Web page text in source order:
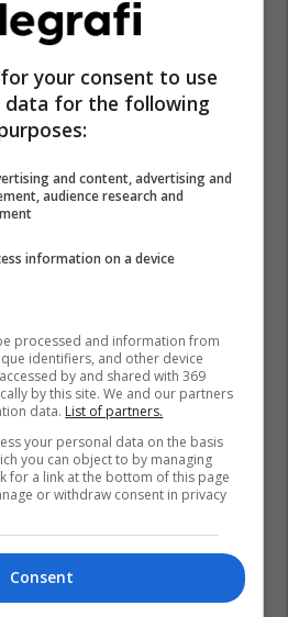
your consent to use
data for the following
and content, advertising and
audience research and
information on a device
processed and information from
identifiers, and other device
by and shared with 369
by this site. We and our partners
data. List of partners.
your personal data on the basis
you can object to by managing
for a link at the bottom of this page
or withdraw consent in privacy
Consent